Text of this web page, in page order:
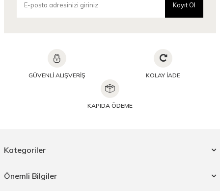
Kayıt Ol
GÜVENLİ ALIŞVERİŞ KOLAY İADE
KAPIDA ÖDEME
Kategoriler
Önemli Bilgiler